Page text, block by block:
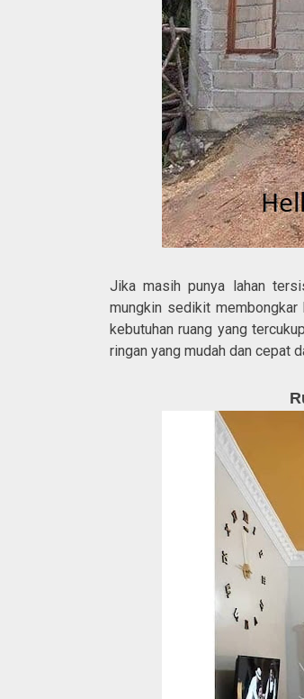
Jika masih punya lahan
mungkin sedikit membongkar
kebutuhan ruang yang
ringan yang mudah dan cepat